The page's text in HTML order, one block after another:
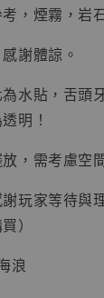
，煙霧，岩
謝體諒。
水貼，舌頭
明！
，需考慮空
玩家等待與
）
浪